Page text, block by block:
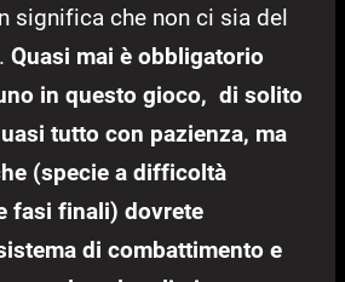
significa che non ci sia del
Quasi mai è obbligatorio
in questo gioco, di solito
tutto con pazienza, ma
(specie a difficoltà
fasi finali) dovrete
di combattimento e